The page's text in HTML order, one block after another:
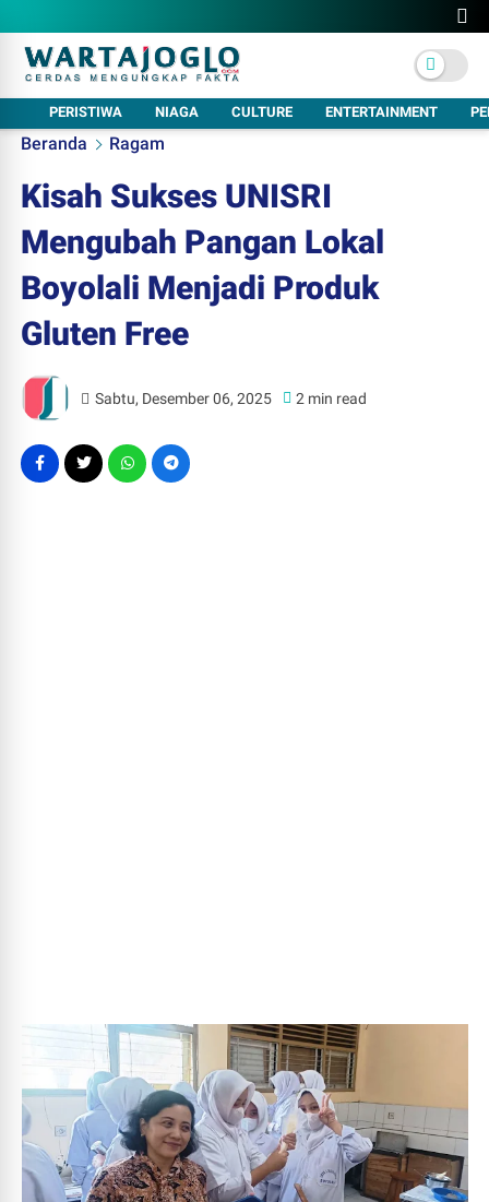
PERISTIWA NIAGA CULTURE ENTERTAINMENT
Beranda Ragam
Kisah Sukses UNISRI
Mengubah Pangan Lokal
Boyolali Menjadi Produk
Gluten Free
Sabtu, Desember 06, 2025 2 min read